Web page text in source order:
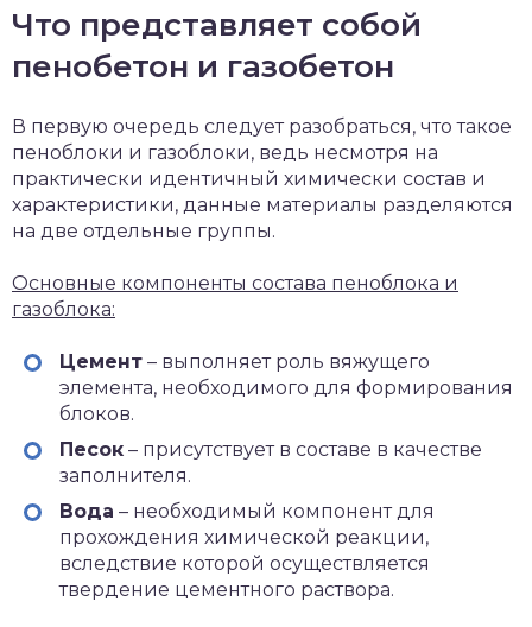
Что представляет собой
пенобетон и газобетон
В первую очередь следует разобраться, что такое
пеноблоки и газоблоки, ведь несмотря на
практически идентичный химически состав и
характеристики, данные материалы разделяются
на две отдельные группы.
Основные компоненты состава пеноблока и
газоблока:
Цемент – выполняет роль вяжущего
элемента, необходимого для формирования
блоков.
Песок – присутствует в составе в качестве
заполнителя.
Вода – необходимый компонент для
прохождения химической реакции,
вследствие которой осуществляется
твердение цементного раствора.